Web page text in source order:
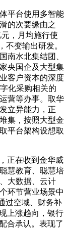
平台使用多智能
的次要缘由之
，月均施行使
不变输出研发。
南水北集结团、
央国企及大型集
客户资本的深度
化采购相关的
营等办事。取华
立异能力，正
集，按照大型金
平台架构设想取
正在收到金华威
慧教育、聪慧培
大数据、云计
环节营业场景中
过空域、财务补
上涨趋向，银行
合承认。表现了